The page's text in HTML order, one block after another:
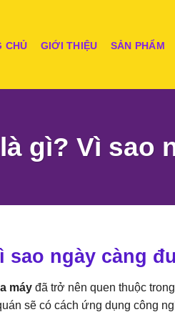
CHỦ GIỚI THIỆU SẢN PHẨM
gì? Vì
sao ngày càng
máyđã trở nên quen thuộc
sẽ có cách ứng dụng công